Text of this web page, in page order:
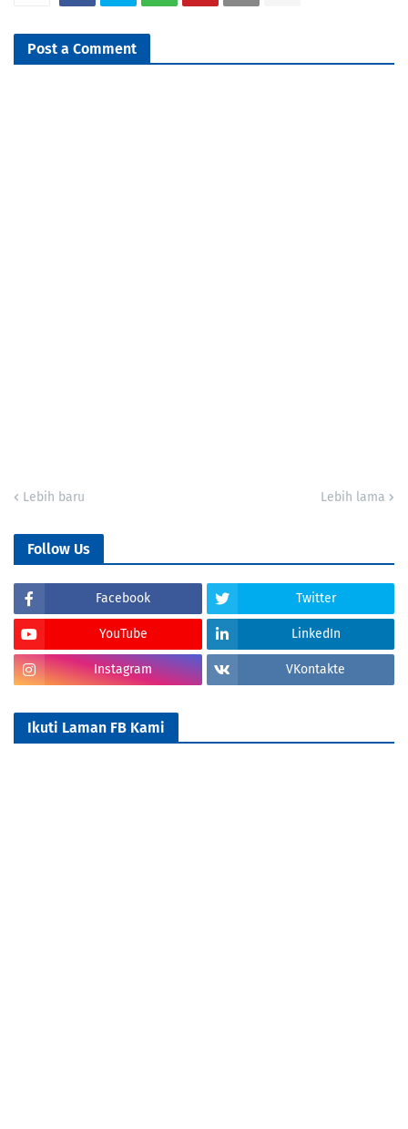
Post a Comment
Lebih baru Lebih lama
Follow Us
Facebook Twitter
YouTube LinkedIn
Instagram VKontakte
Ikuti Laman FB Kami